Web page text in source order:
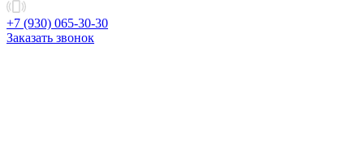
+7 (930) 065-30-30
Заказать звонок